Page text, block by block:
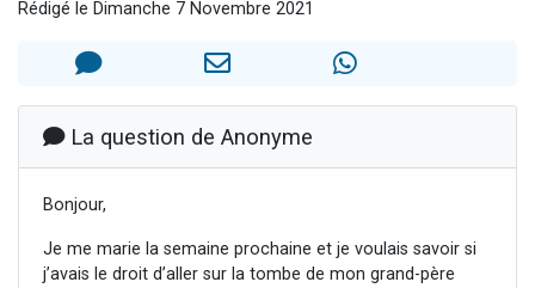
2 personnes viennent de faire un don pour 1 Journée de Vacances Pour les Enfants
Il reste 49 places pour étudier en groupe sur Zoom
2 personnes viennent de nous rejoindre sur WhatsApp
Rédigé le Dimanche 7 Novembre 2021
La question de Anonyme
Bonjour,
Je me marie la semaine prochaine et je voulais savoir si
j’avais le droit d’aller sur la tombe de mon grand-père